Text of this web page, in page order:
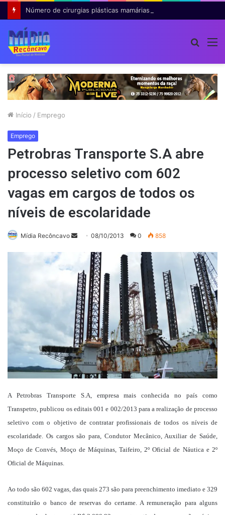
Início / Emprego
Emprego
Petrobras Transporte S.A abre
processo seletivo com 602
vagas em cargos de todos os
níveis de escolaridade
Mídia Recôncavo
Mande
mail
08/10/2013 0 858
A Petrobras Transporte S.A, empresa mais conhecida no país como
Transpetro, publicou os editais 001 e 002/2013 para a realização de processo
seletivo com o objetivo de contratar profissionais de todos os níveis de
escolaridade. Os cargos são para, Condutor Mecânico, Auxiliar de Saúde,
Moço de Convés, Moço de Máquinas, Taifeiro, 2º Oficial de Náutica e 2º
Oficial de Máquinas.
Ao todo são 602 vagas, das quais 273 são para preenchimento imediato e 329
constituirão o banco de reservas do certame. A remuneração para alguns